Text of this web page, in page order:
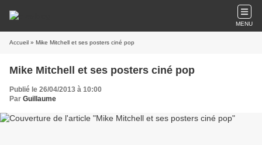
MENU
Accueil » Mike Mitchell et ses posters ciné pop
Mike Mitchell et ses posters ciné pop
Publié le 26/04/2013 à 10:00
Par Guillaume